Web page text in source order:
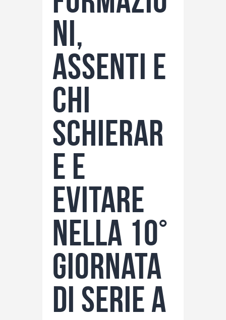
ni,
assenti e
chi
schierar
e e
evitare
nella 10°
giornata
di Serie A